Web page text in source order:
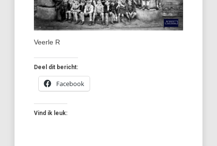
Veerle R
Deel dit bericht:
Facebook
Vind ik leuk: